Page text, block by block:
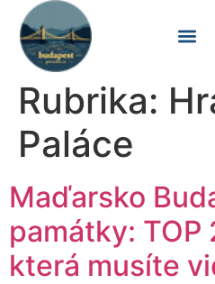
Rubrika:
Paláce
Maďarsko
památky: TOP
která musíte